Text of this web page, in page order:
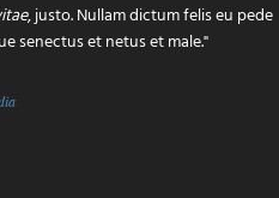
, justo. Nullam dictum felis eu pede
senectus et netus et male."